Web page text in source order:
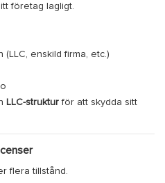
företag lagligt.
enskild firma, etc.)
LLC-struktur för att skydda sitt
flera tillstånd.